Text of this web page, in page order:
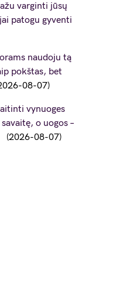
varginti jūsų
patogu gyventi
naudoju tą
pokštas, bet
08-07
vynuoges
o uogos –
2026-08-07